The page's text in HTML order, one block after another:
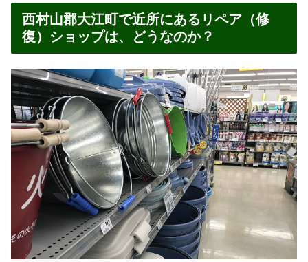
西村山郡大江町で近所にあるリペア（修
復）ショップは、どうなのか？